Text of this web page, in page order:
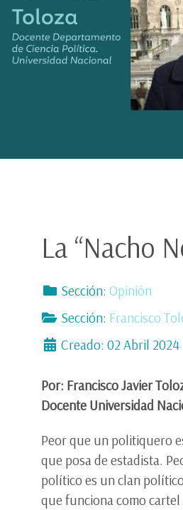
La “Nacho
Sección: Opinión
Sección: Francisco
Creado: 02 Abril 2024
Por: Francisco Javier
Docente Universidad
Peor que un politiquero
que posa de estadista.
político es un clan
que funciona como